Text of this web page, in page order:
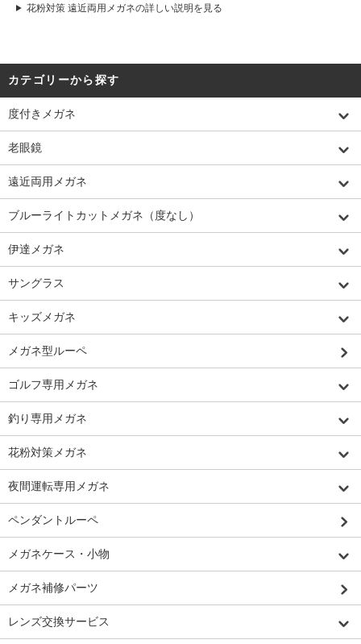
花粉対策 遠近両用メガネの詳しい説明を見る
カテゴリーから探す
度付きメガネ
老眼鏡
遠近両用メガネ
ブルーライトカットメガネ（度なし）
伊達メガネ
サングラス
キッズメガネ
メガネ型ルーペ
ゴルフ専用メガネ
釣り専用メガネ
花粉対策メガネ
夜間運転専用メガネ
ペンダントルーペ
メガネケース・小物
メガネ補修パーツ
レンズ交換サービス